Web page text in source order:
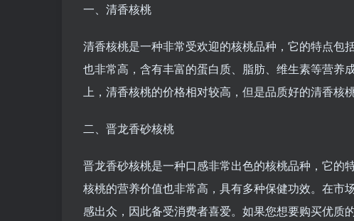
一、清香核桃
清香核桃是一种非常受欢迎的核桃品种，它的特点包
也非常高，含有丰富的蛋白质、脂肪、维生素等营养
上，清香核桃的价格相对较高，但是品质好的清香核
二、晋龙香砂核桃
晋龙香砂核桃是一种口感非常出色的核桃品种，它的
核桃的营养价值也非常高，具有多种保健功效。在市
感出众，因此备受消费者喜爱。如果您想要购买优质